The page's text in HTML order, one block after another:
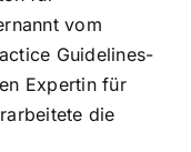
vom
Guidelines-
Expertin für
die